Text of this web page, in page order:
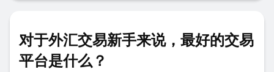
对于外汇交易新手来说，最好的交易
平台是什么？